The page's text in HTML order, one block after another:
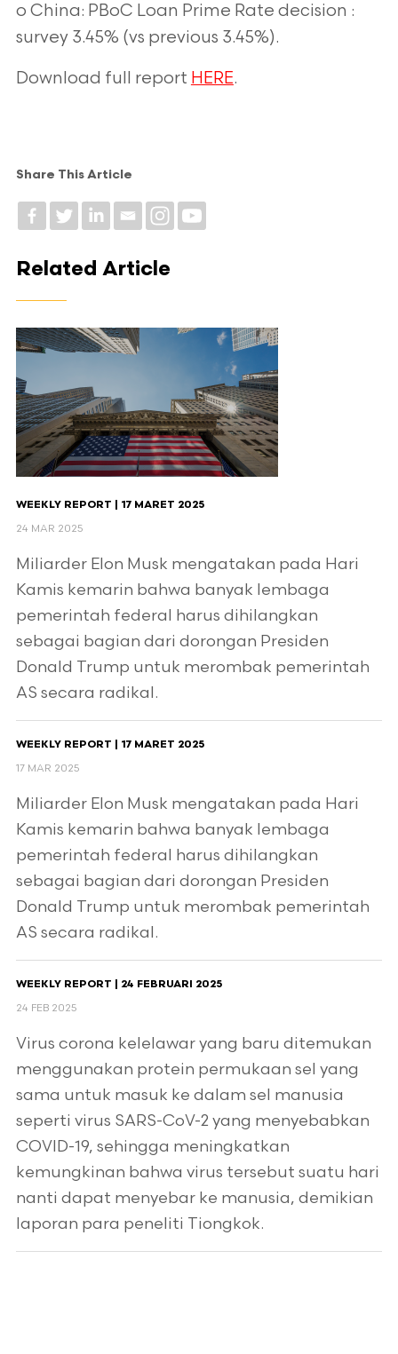
o China: PBoC Loan Prime Rate decision :
survey 3.45% (vs previous 3.45%).
Download full report HERE.
Share This Article
Related Article
WEEKLY REPORT | 17 MARET 2025
24 MAR 2025
Miliarder Elon Musk mengatakan pada Hari
Kamis kemarin bahwa banyak lembaga
pemerintah federal harus dihilangkan
sebagai bagian dari dorongan Presiden
Donald Trump untuk merombak pemerintah
AS secara radikal.
WEEKLY REPORT | 17 MARET 2025
17 MAR 2025
Miliarder Elon Musk mengatakan pada Hari
Kamis kemarin bahwa banyak lembaga
pemerintah federal harus dihilangkan
sebagai bagian dari dorongan Presiden
Donald Trump untuk merombak pemerintah
AS secara radikal.
WEEKLY REPORT | 24 FEBRUARI 2025
24 FEB 2025
Virus corona kelelawar yang baru ditemukan
menggunakan protein permukaan sel yang
sama untuk masuk ke dalam sel manusia
seperti virus SARS-CoV-2 yang menyebabkan
COVID-19, sehingga meningkatkan
kemungkinan bahwa virus tersebut suatu hari
nanti dapat menyebar ke manusia, demikian
laporan para peneliti Tiongkok.